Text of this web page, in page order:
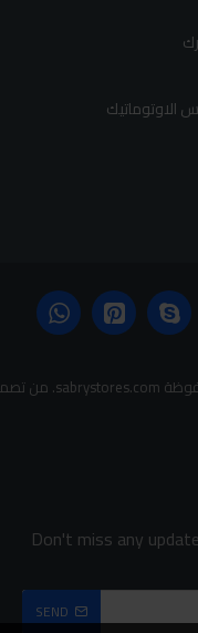
الاوتوماتيك
Don't miss any
SEND